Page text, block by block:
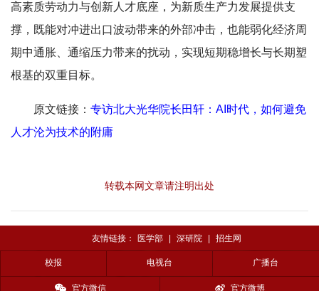
高素质劳动力与创新人才底座，为新质生产力发展提供支
撑，既能对冲进出口波动带来的外部冲击，也能弱化经济周
期中通胀、通缩压力带来的扰动，实现短期稳增长与长期塑
根基的双重目标。
原文链接： 专访北大光华院长田轩：AI时代，如何避免
人才沦为技术的附庸
转载本网文章请注明出处
友情链接： 医学部 深研院 招生网
校报 电视台 广播台
官方微信 官方微博